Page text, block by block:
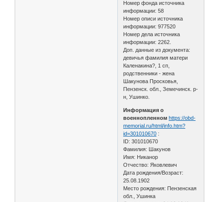
Номер фонда источника
информации: 58
Номер описи источника
информации: 977520
Номер дела источника
информации: 2262.
Доп. данные из документа:
девичья фамилия матери
Каленакина?, 1 сп,
родственники - жена
Шакунова Просковья,
Пензенск. обл., Земечинск. р-
н, Ушинко.
Информация о
военнопленном https://obd-
memorial.ru/html/info.htm?
id=301010670 :
ID: 301010670
Фамилия: Шакунов
Имя: Никанор
Отчество: Яковлевич
Дата рождения/Возраст:
25.08.1902
Место рождения: Пензенская
обл., Ушинка